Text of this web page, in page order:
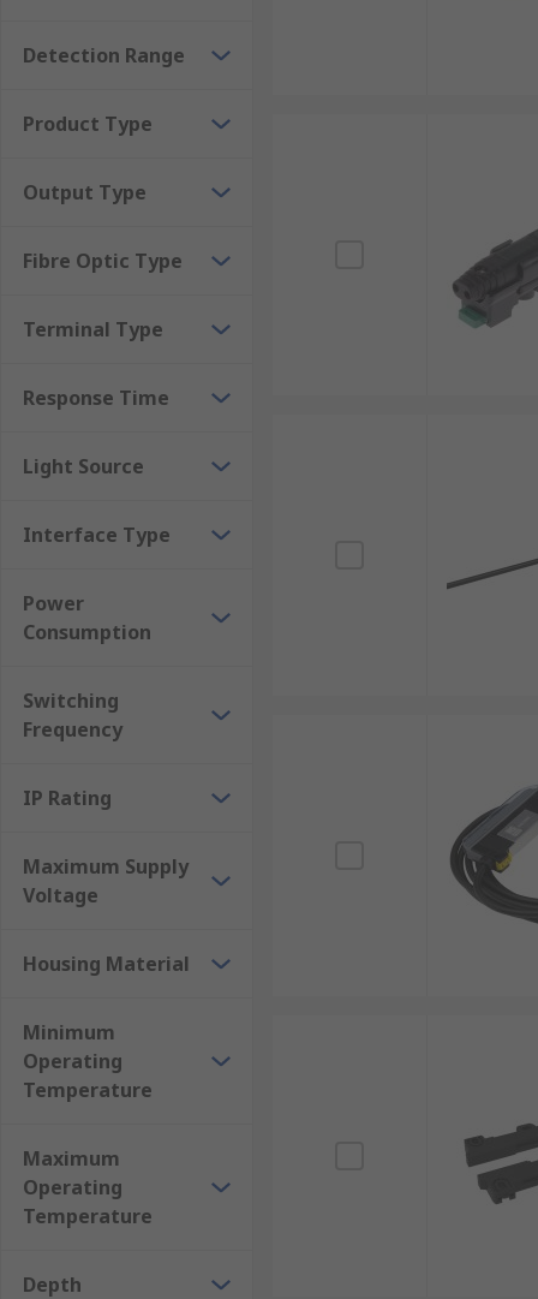
Buildings & Bridges
Dams
Browse the broad range of Fibre Optic Sensors RS
Detection Range
Product Type
Output Type
Fibre Optic Type
Terminal Type
Response Time
Light Source
Interface Type
Power
Consumption
Switching
Frequency
IP Rating
Maximum Supply
Voltage
Housing Material
Minimum
Operating
Temperature
Maximum
Operating
Temperature
Depth